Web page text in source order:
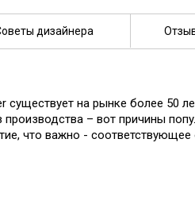
дизайнера
существует на рынке более 50
производства – вот причины
что важно -